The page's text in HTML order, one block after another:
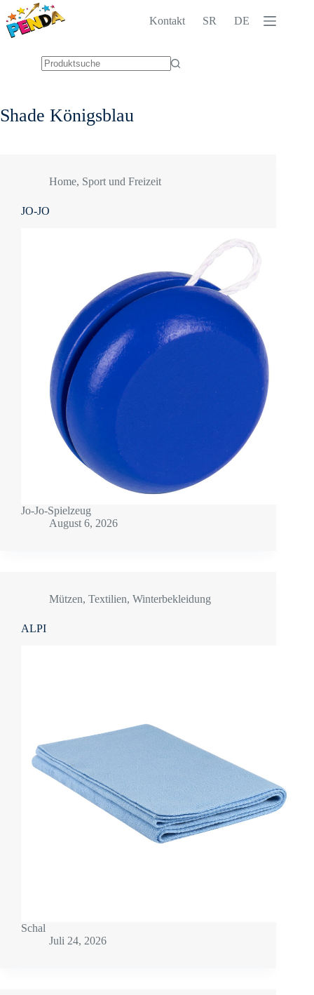
Zum
Inhalt
springen
Kontakt SR DE
Shade Königsblau
Home, Sport und Freizeit
JO-JO
Jo-Jo-Spielzeug
August 6, 2026
Mützen, Textilien, Winterbekleidung
ALPI
Schal
Juli 24, 2026